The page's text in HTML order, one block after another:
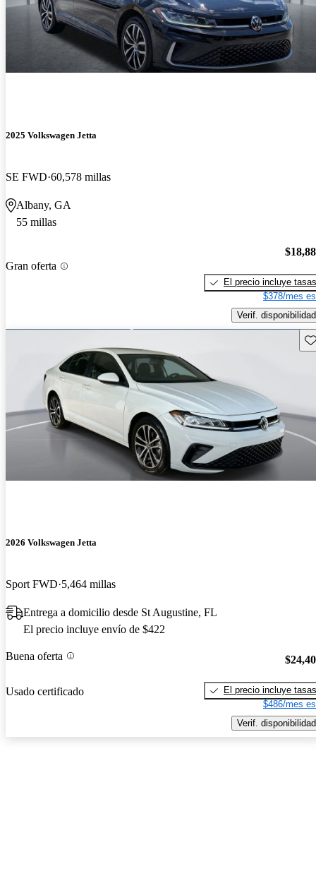
2025 Volkswagen Jetta
SE FWD 60,578 millas
Albany, GA
55 millas
Gran oferta
El precio incluye tasas
$378/mes
Verif. disponibilidad
2026 Volkswagen Jetta
Sport FWD 5,464 millas
Entrega a domicilio desde St Augustine, FL
El precio incluye envío de $422
Buena oferta
Usado certificado
El precio incluye tasas
$486/mes
Verif. disponibilidad